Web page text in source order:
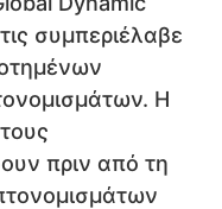
συμπεριέλαβε
Η
πριν από τη